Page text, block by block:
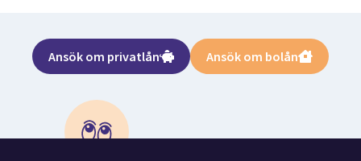
Ansök om privatlån Ansök om bolån